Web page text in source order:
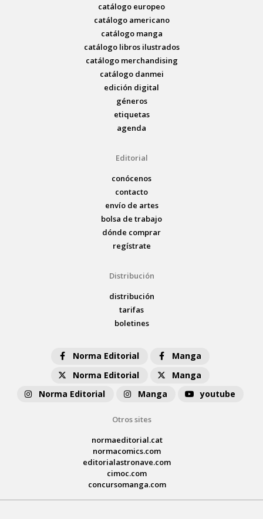
catálogo europeo
catálogo americano
catálogo manga
catálogo libros ilustrados
catálogo merchandising
catálogo danmei
edición digital
géneros
etiquetas
agenda
Editorial
conócenos
contacto
envío de artes
bolsa de trabajo
dónde comprar
regístrate
Distribución
distribución
tarifas
boletines
Norma Editorial
Manga
Norma Editorial
Manga
Norma Editorial
Manga youtube
Otros sites
normaeditorial.cat
normacomics.com
editorialastronave.com
cimoc.com
concursomanga.com